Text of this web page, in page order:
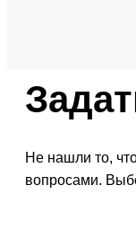
Не нашли то,
вопросами.